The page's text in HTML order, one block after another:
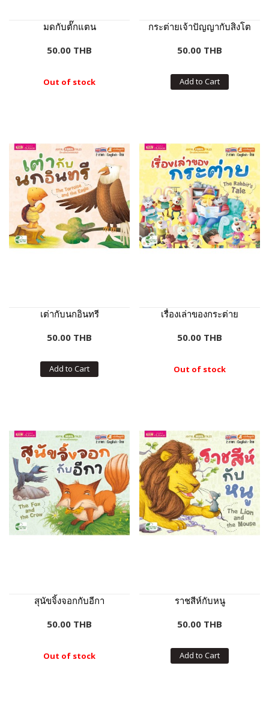
มดกับตั๊กแตน
50.00 THB
Out of stock
กระต่ายเจ้าปัญญากับสิงโต
50.00 THB
Add to Cart
เต่ากับนกอินทรี
50.00 THB
Add to Cart
เรื่องเล่าของกระต่าย
50.00 THB
Out of stock
สุนัขจิ้งจอกกับอีกา
50.00 THB
Out of stock
ราชสีห์กับหนู
50.00 THB
Add to Cart